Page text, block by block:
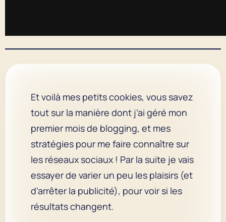
Et voilà mes petits cookies, vous savez
tout sur la manière dont j’ai géré mon
premier mois de blogging, et mes
stratégies pour me faire connaître sur
les réseaux sociaux ! Par la suite je vais
essayer de varier un peu les plaisirs (et
d’arrêter la publicité), pour voir si les
résultats changent.